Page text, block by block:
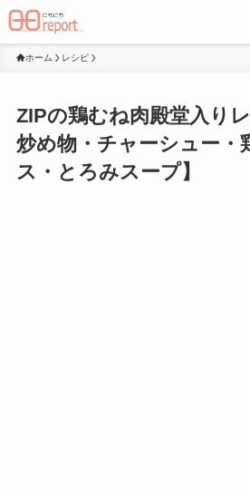
ホーム レシピ
ZIPの鶏むね肉殿堂入り
炒め物・チャーシュー・
ス・とろみスープ】